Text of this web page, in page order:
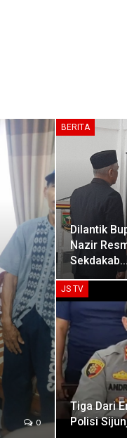
0
BERITA
Dilantik
Nazir
JS TV
Tiga Dari
Polisi